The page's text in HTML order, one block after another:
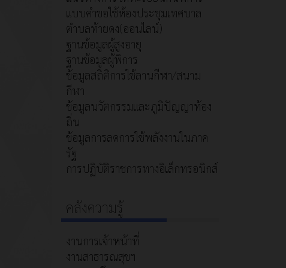
แบบคำขอใช้ห้องประชุมเทศบาล
ตำบลท้ายดง(ออนไลน์)
ฐานข้อมูลผู้สูงอายุ
ฐานข้อมูลผู้พิการ
ข้อมูลสถิติการใช้ลานกีฬา/สนาม
กีฬา
ข้อมูลนวัตกรรมและภูมิปัญญาท้อง
ถิ่น
ข้อมูลการลดการใช้พลังงานในภาค
รัฐ
การปฏิบัติราชการทางอิเล็กทรอนิกส์
คลังความรู้
งานการเจ้าหน้าที่
งานสาธารณสุขฯ